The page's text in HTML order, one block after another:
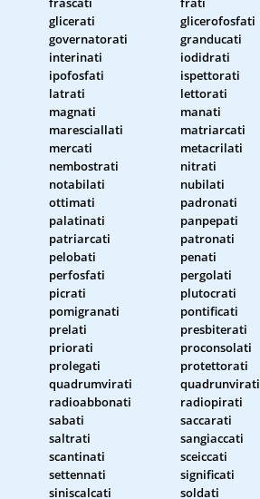
glicerati glicerofosfati
governatorati granducati
interinati iodidrati
ipofosfati ispettorati
latrati lettorati
magnati manati
maresciallati matriarcati
mercati metacrilati
nembostrati nitrati
notabilati nubilati
ottimati padronati
palatinati panpepati
patriarcati patronati
pelobati penati
perfosfati pergolati
picrati plutocrati
pomigranati pontificati
prelati presbiterati
priorati proconsolati
prolegati protettorati
quadrumvirati quadrunvirati
radioabbonati radiopirati
sabati saccarati
saltrati sangiaccati
scantinati sceiccati
settennati significati
siniscalcati soldati